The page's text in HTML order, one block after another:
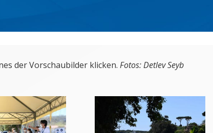
der Vorschaubilder klicken. Fotos: Detlev Seyb